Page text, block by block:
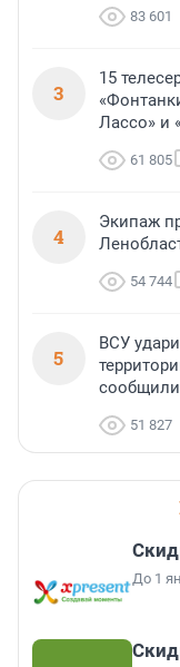
83 601
3
15
Лассо» и
61 805
4
Экипаж
54 744
5
ВСУ
51 827
До 1